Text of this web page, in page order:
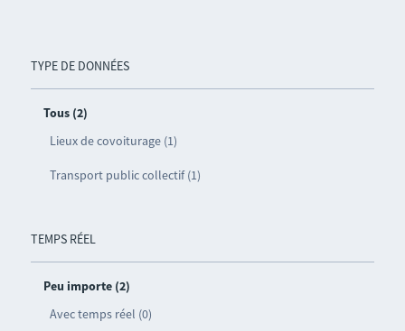
TYPE DE DONNÉES
Tous (2)
Lieux de covoiturage (1)
Transport public collectif (1)
TEMPS RÉEL
Peu importe (2)
Avec temps réel (0)